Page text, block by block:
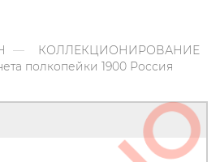
КОЛЛЕКЦИОНИРОВАНИЕ
полкопейки 1900 Россия